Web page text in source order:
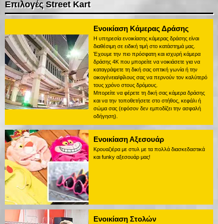
Επιλογές Street Kart
Ενοικίαση Κάμερας Δράσης
Η υπηρεσία ενοικίασης κάμερας δράσης είναι
διαθέσιμη σε ειδική τιμή στο κατάστημά μας.
Έχουμε την πιο πρόσφατη και ισχυρή κάμερα
δράσης 4K που μπορείτε να νοικιάσετε για να
καταγράψετε τη δική σας οπτική γωνία ή την
οικογένεια/φίλους σας να περνούν τον καλύτερό
τους χρόνο στους δρόμους.
Μπορείτε να φέρετε τη δική σας κάμερα δράσης
και να την τοποθετήσετε στο στήθος, κεφάλι ή
σώμα σας (εφόσον δεν εμποδίζει την ασφαλή
οδήγηση).
Ενοικίαση Αξεσουάρ
Κρουαζιέρα με στυλ με τα πολλά διασκεδαστικά
και funky αξεσουάρ μας!
Ενοικίαση Στολών